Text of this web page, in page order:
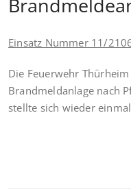
Einsatz Nummer 11/
Die Feuerwehr
Brandmeldanlage nach
stellte sich wieder